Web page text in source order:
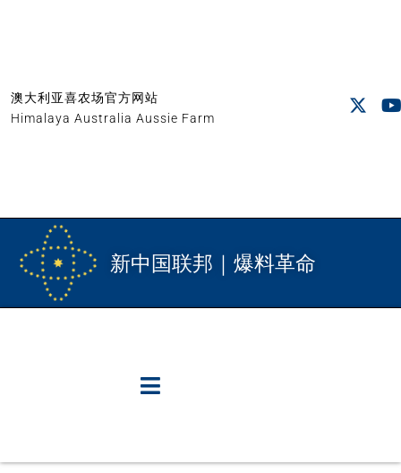
澳大利亚喜农场官方网站
Himalaya Australia Aussie Farm
新中国联邦｜爆料革命